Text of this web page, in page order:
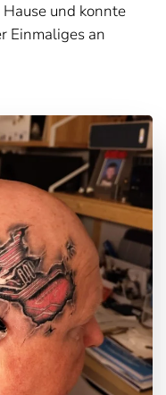
und konnte
Einmaliges an